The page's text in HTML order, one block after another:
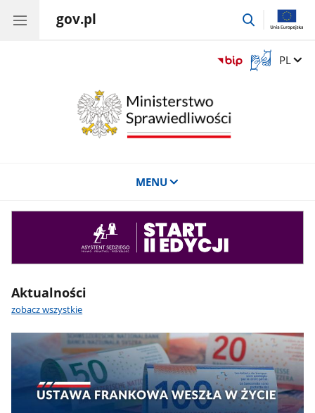
gov.pl
przejdź
Otwórz
okno
Zmień
PL
MENU
Aktualności
zobacz wszystkie